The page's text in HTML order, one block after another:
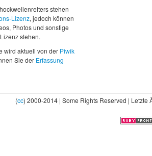
stehen
Lizenz, jedoch können
Photos und sonstige
stehen.
wird aktuell von der Piwik
Sie der Erfassung
(cc) 2000-2014 | Some Rights Reserved |